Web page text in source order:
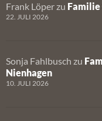
Frank Löper zu Familie
22. JULI 2026
Sonja Fahlbusch zu
Nienhagen
10. JULI 2026